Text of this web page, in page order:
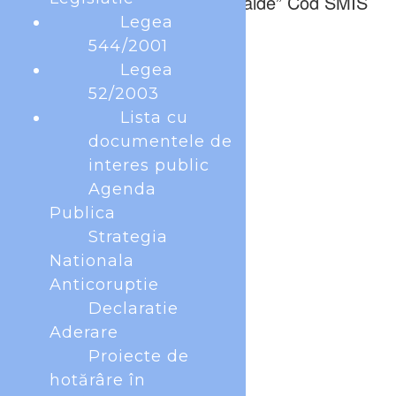
336239
Legea
544/2001
Legea
52/2003
Lista cu
documentele de
interes public
Agenda
Publica
Strategia
Nationala
Anticoruptie
Declaratie
Aderare
Proiecte de
hotărâre în